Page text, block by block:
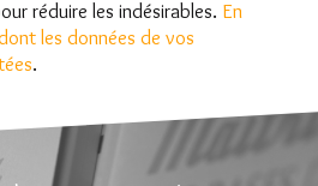
réduire les indésirables. En
les données de vos
.